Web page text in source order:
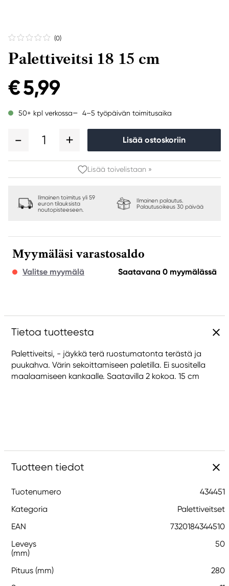
(0)
Palettiveitsi 18 15 cm
€ 5,99
50+ kpl verkossa 4–5 työpäivän toimitusaika
1 Lisää ostoskoriin
Lisää toivelistaan »
Ilmainen toimitus yli 59
euron tilauksista
noutopisteeseen.
Ilmainen palautus.
Palautusoikeus 30 päivää
Myymäläsi varastosaldo
Valitse myymälä Saatavana 0 myymälässä
Tietoa tuotteesta
Palettiveitsi, - jäykkä terä ruostumatonta terästä ja
puukahva. Värin sekoittamiseen paletilla. Ei suositella
maalaamiseen kankaalle. Saatavilla 2 kokoa. 15 cm
Tuotteen tiedot
Tuotenumero
434451
Kategoria
Palettiveitset
EAN
7320184344510
Leveys
(mm)
50
Pituus (mm)
280